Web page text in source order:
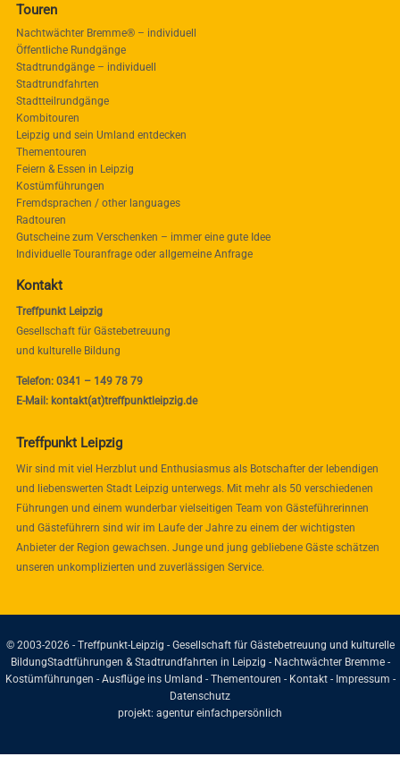
Touren
Nachtwächter Bremme® – individuell
Öffentliche Rundgänge
Stadtrundgänge – individuell
Stadtrundfahrten
Stadtteilrundgänge
Kombitouren
Leipzig und sein Umland entdecken
Thementouren
Feiern & Essen in Leipzig
Kostümführungen
Fremdsprachen / other languages
Radtouren
Gutscheine zum Verschenken – immer eine gute Idee
Individuelle Touranfrage oder allgemeine Anfrage
Kontakt
Treffpunkt Leipzig
Gesellschaft für Gästebetreuung
und kulturelle Bildung
Telefon: 0341 – 149 78 79
E-Mail: kontakt(at)treffpunktleipzig.de
Treffpunkt Leipzig
Wir sind mit viel Herzblut und Enthusiasmus als Botschafter der lebendigen
und liebenswerten Stadt Leipzig unterwegs. Mit mehr als 50 verschiedenen
Führungen und einem wunderbar vielseitigen Team von Gästeführerinnen
und Gästeführern sind wir im Laufe der Jahre zu einem der wichtigsten
Anbieter der Region gewachsen. Junge und jung gebliebene Gäste schätzen
unseren unkomplizierten und zuverlässigen Service.
© 2003-2026 - Treffpunkt-Leipzig - Gesellschaft für Gästebetreuung und kulturelle
BildungStadtführungen & Stadtrundfahrten in Leipzig - Nachtwächter Bremme -
Kostümführungen - Ausflüge ins Umland - Thementouren - Kontakt- Impressum -
Datenschutz
projekt: agentur einfachpersönlich